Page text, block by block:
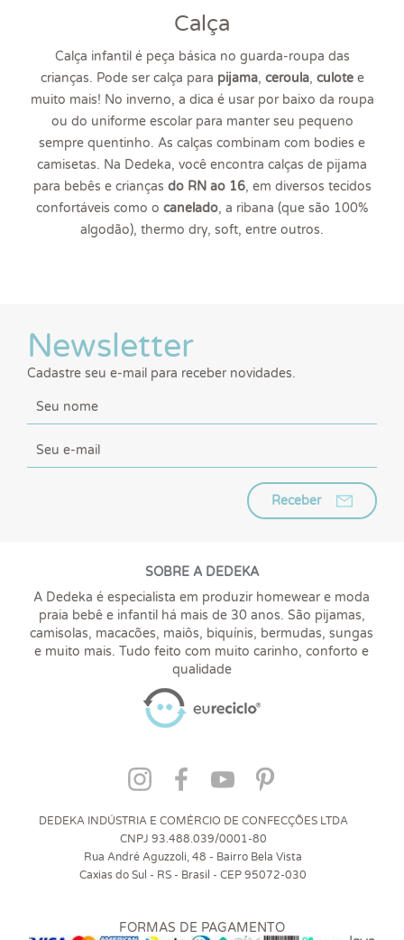
Calça
Calça infantil é peça básica no guarda-roupa das
crianças. Pode ser calça para pijama, ceroula, culote e
muito mais! No inverno, a dica é usar por baixo da roupa
ou do uniforme escolar para manter seu pequeno
sempre quentinho. As calças combinam com bodies e
camisetas. Na Dedeka, você encontra calças de pijama
para bebês e crianças do RN ao 16, em diversos tecidos
confortáveis como o canelado, a ribana (que são 100%
algodão), thermo dry, soft, entre outros.
Newsletter
Cadastre seu e-mail para receber novidades.
Receber
SOBRE A DEDEKA
A Dedeka é especialista em produzir homewear e moda
praia bebê e infantil há mais de 30 anos. São pijamas,
camisolas, macacões, maiôs, biquínis, bermudas, sungas
e muito mais. Tudo feito com muito carinho, conforto e
qualidade
DEDEKA INDÚSTRIA E COMÉRCIO DE CONFECÇÕES LTDA
CNPJ 93.488.039/0001-80
Rua André Aguzzoli, 48 - Bairro Bela Vista
Caxias do Sul - RS - Brasil - CEP 95072-030
FORMAS DE PAGAMENTO